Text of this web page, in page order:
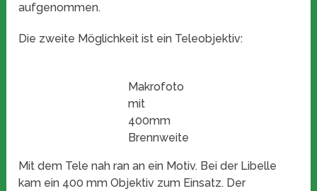
aufgenommen.
Die zweite Möglichkeit ist ein Teleobjektiv:
Makrofoto
mit
400mm
Brennweite
Mit dem Tele nah ran an ein Motiv. Bei der Libelle
kam ein 400 mm Objektiv zum Einsatz. Der